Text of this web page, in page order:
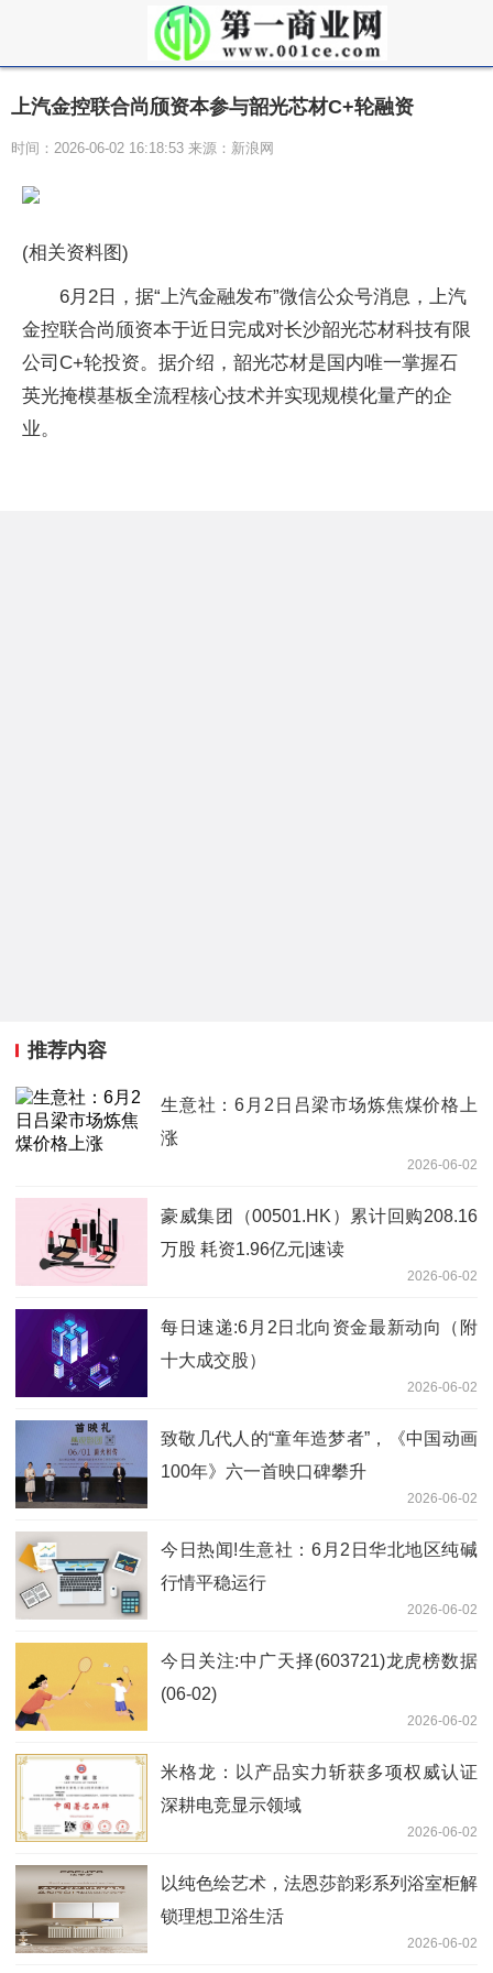
上汽金控联合尚颀资本参与韶光芯材C+轮融资
时间：2026-06-02 16:18:53 来源：新浪网
(相关资料图)
6月2日，据“上汽金融发布”微信公众号消息，上汽
金控联合尚颀资本于近日完成对长沙韶光芯材科技有限
公司C+轮投资。据介绍，韶光芯材是国内唯一掌握石
英光掩模基板全流程核心技术并实现规模化量产的企
业。
推荐内容
生意社：6月2日吕梁市场炼焦煤价格上
涨
2026-06-02
豪威集团（00501.HK）累计回购208.16
万股 耗资1.96亿元|速读
2026-06-02
每日速递:6月2日北向资金最新动向（附
十大成交股）
2026-06-02
致敬几代人的“童年造梦者”，《中国动画
100年》六一首映口碑攀升
2026-06-02
今日热闻!生意社：6月2日华北地区纯碱
行情平稳运行
2026-06-02
今日关注:中广天择(603721)龙虎榜数据
(06-02)
2026-06-02
米格龙：以产品实力斩获多项权威认证
深耕电竞显示领域
2026-06-02
以纯色绘艺术，法恩莎韵彩系列浴室柜解
锁理想卫浴生活
2026-06-02